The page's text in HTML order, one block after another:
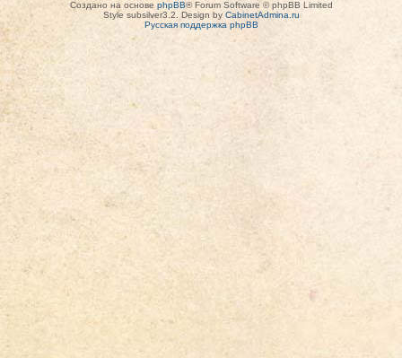
Создано на основе phpBB® Forum Software © phpBB Limited
Style subsilver3.2. Design by CabinetAdmina.ru
Русская поддержка phpBB